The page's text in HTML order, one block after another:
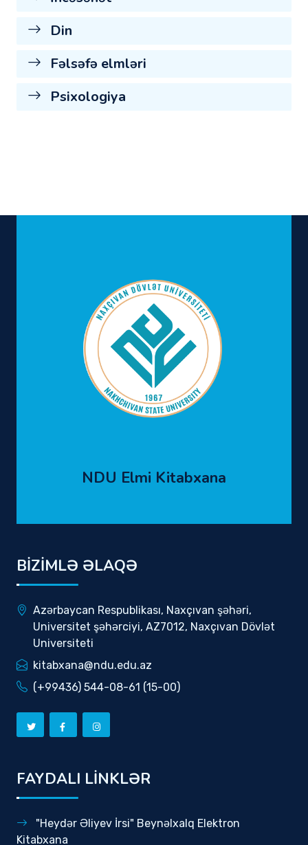
Din
Fəlsəfə elmləri
Psixologiya
NDU Elmi Kitabxana
BİZİMLƏ ƏLAQƏ
Azərbaycan Respublikası, Naxçıvan şəhəri,
Universitet şəhərciyi, AZ7012, Naxçıvan Dövlət
Universiteti
kitabxana@ndu.edu.az
(+99436) 544-08-61 (15-00)
FAYDALI LİNKLƏR
"Heydər Əliyev İrsi" Beynəlxalq Elektron
Kitabxana